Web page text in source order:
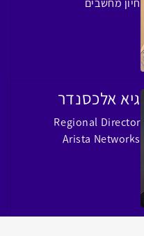
חיון מחשבים
גיא אלכסנדר
Regional Director
Arista Networks